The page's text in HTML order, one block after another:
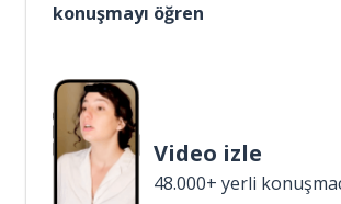
konuşmayı öğren
Video izle
48.000+ yerli